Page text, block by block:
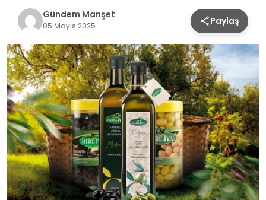
TEKNOLOJI
YAŞAM
Gündem Manşet
05 Mayıs 2025 Paylaş